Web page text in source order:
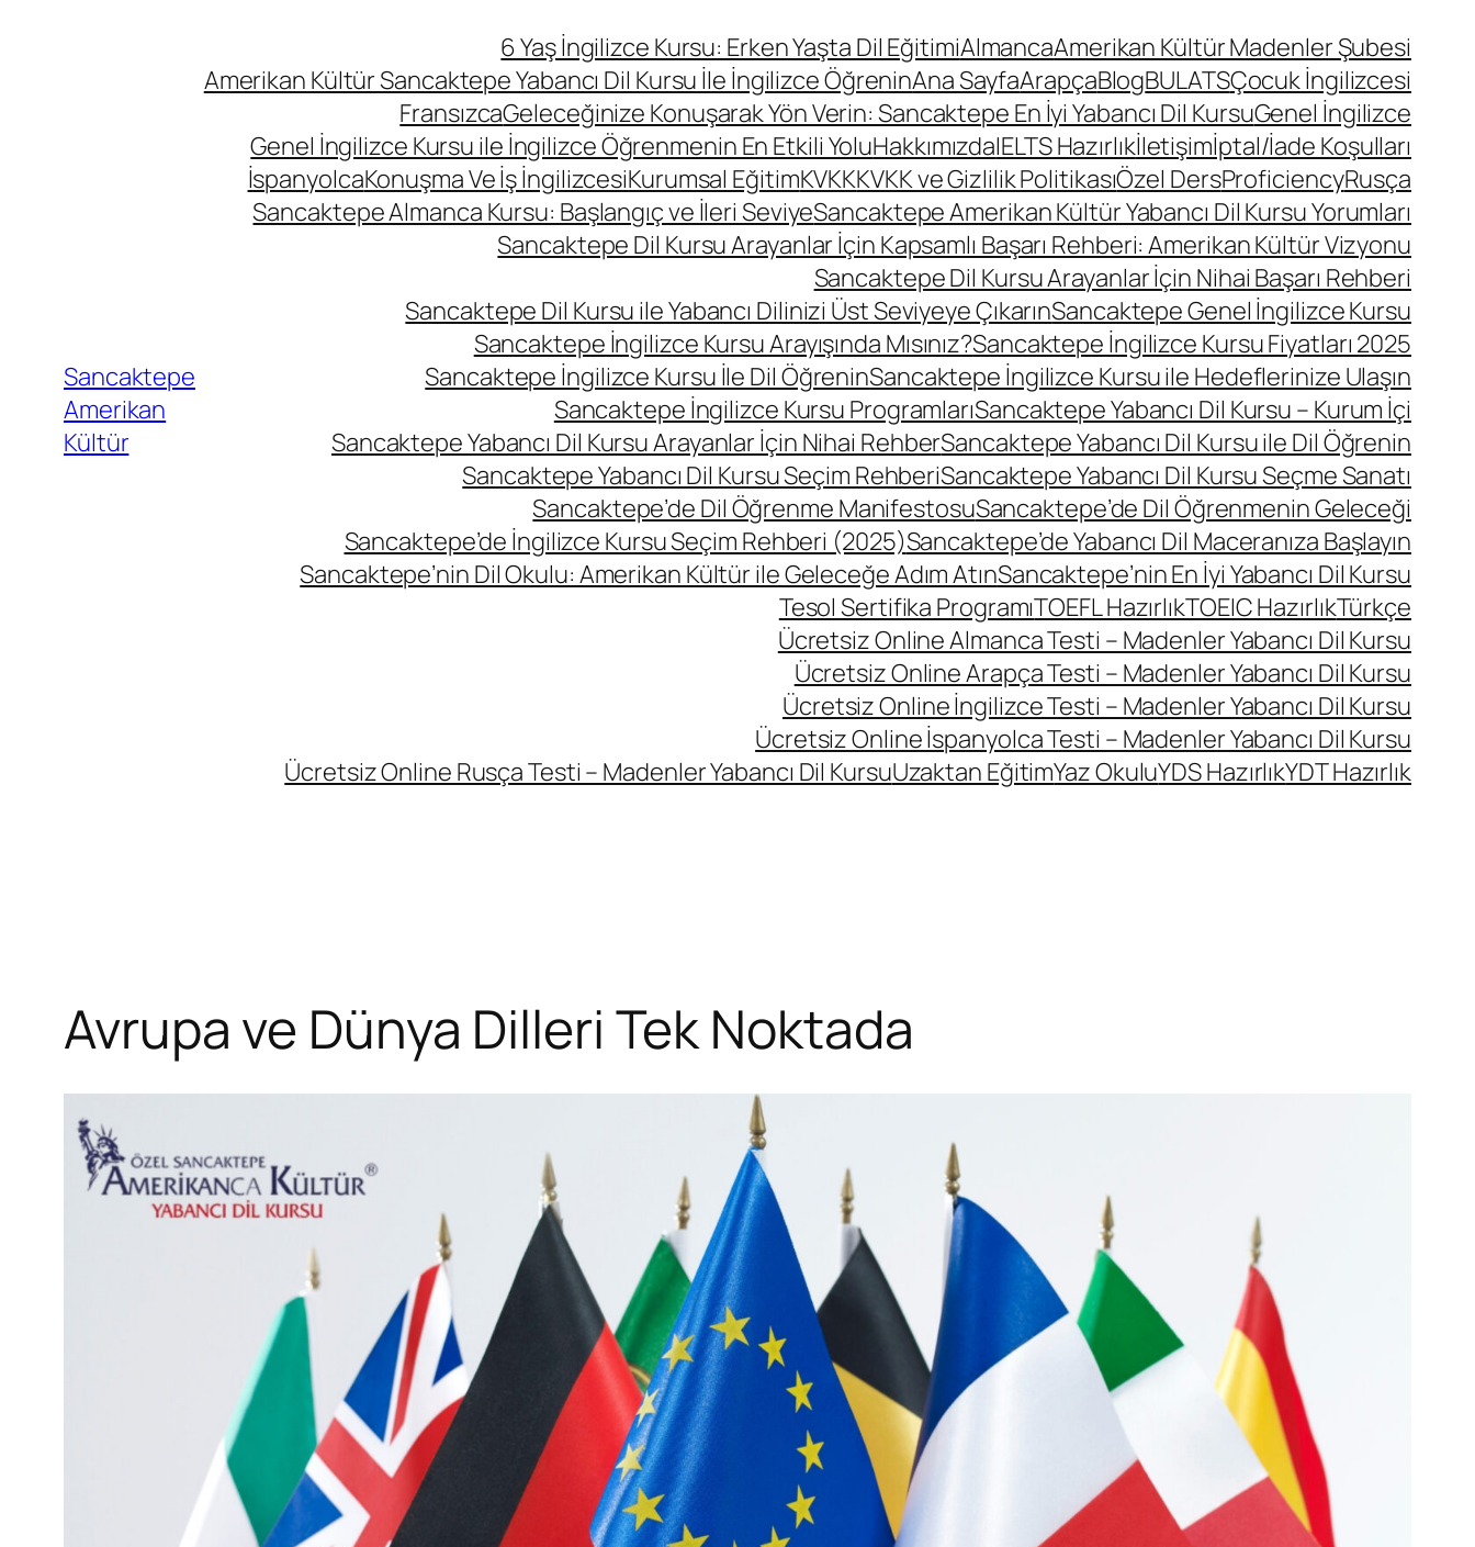
Sancaktepe
Amerikan
Kültür
6 Yaş İngilizce Kursu: Erken Yaşta Dil EğitimiAlmancaAmerikan Kültür Madenler Şubesi
Amerikan Kültür Sancaktepe Yabancı Dil Kursu İle İngilizce ÖğreninAna SayfaArapçaBlogBULATSÇocuk İngilizcesi
FransızcaGeleceğinize Konuşarak Yön Verin: Sancaktepe En İyi Yabancı Dil KursuGenel İngilizce
Genel İngilizce Kursu ile İngilizce Öğrenmenin En Etkili YoluHakkımızdaIELTS Hazırlıkİletişimİptal/İade Koşulları
İspanyolcaKonuşma Ve İş İngilizcesiKurumsal EğitimKVKKKVKK ve Gizlilik PolitikasıÖzel DersProficiencyRusça
Sancaktepe Almanca Kursu: Başlangıç ve İleri SeviyeSancaktepe Amerikan Kültür Yabancı Dil Kursu Yorumları
Sancaktepe Dil Kursu Arayanlar İçin Kapsamlı Başarı Rehberi: Amerikan Kültür Vizyonu
Sancaktepe Dil Kursu Arayanlar İçin Nihai Başarı Rehberi
Sancaktepe Dil Kursu ile Yabancı Dilinizi Üst Seviyeye ÇıkarınSancaktepe Genel İngilizce Kursu
Sancaktepe İngilizce Kursu Arayışında Mısınız?Sancaktepe İngilizce Kursu Fiyatları 2025
Sancaktepe İngilizce Kursu İle Dil ÖğreninSancaktepe İngilizce Kursu ile Hedeflerinize Ulaşın
Sancaktepe İngilizce Kursu ProgramlarıSancaktepe Yabancı Dil Kursu – Kurum İçi
Sancaktepe Yabancı Dil Kursu Arayanlar İçin Nihai RehberSancaktepe Yabancı Dil Kursu ile Dil Öğrenin
Sancaktepe Yabancı Dil Kursu Seçim RehberiSancaktepe Yabancı Dil Kursu Seçme Sanatı
Sancaktepe’de Dil Öğrenme ManifestosuSancaktepe’de Dil Öğrenmenin Geleceği
Sancaktepe’de İngilizce Kursu Seçim Rehberi (2025)Sancaktepe’de Yabancı Dil Maceranıza Başlayın
Sancaktepe’nin Dil Okulu: Amerikan Kültür ile Geleceğe Adım AtınSancaktepe’nin En İyi Yabancı Dil Kursu
Tesol Sertifika ProgramıTOEFL HazırlıkTOEIC HazırlıkTürkçe
Ücretsiz Online Almanca Testi – Madenler Yabancı Dil Kursu
Ücretsiz Online Arapça Testi – Madenler Yabancı Dil Kursu
Ücretsiz Online İngilizce Testi – Madenler Yabancı Dil Kursu
Ücretsiz Online İspanyolca Testi – Madenler Yabancı Dil Kursu
Ücretsiz Online Rusça Testi – Madenler Yabancı Dil KursuUzaktan EğitimYaz OkuluYDS HazırlıkYDT Hazırlık
Avrupa ve Dünya Dilleri Tek Noktada